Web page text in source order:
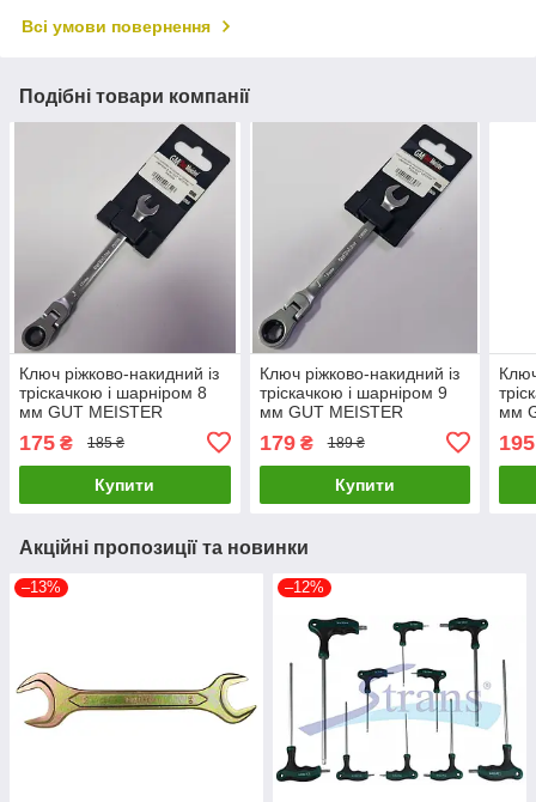
Всі умови повернення
Подібні товари компанії
Ключ ріжково-накидний із
тріскачкою і шарніром 8
мм GUT MEISTER
175 ₴ 185 ₴
Купити
Ключ ріжково-накидний із
тріскачкою і шарніром 9
мм GUT MEISTER
179₴ 189 ₴
Купити
мм
195
Акційні пропозиції та новинки
–13% –12%